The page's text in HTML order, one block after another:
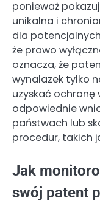
ponieważ
unikalna i
dla
że prawo
oznacza, że
wynalazek tylko
uzyskać ochronę
odpowiednie
państwach lub
procedur, takich
Jak
swój patent